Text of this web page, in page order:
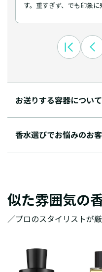
す。重すぎず、でも印象に
お送りする容器について
香水選びでお悩みのお
似た雰囲気の
／プロのスタイリストが